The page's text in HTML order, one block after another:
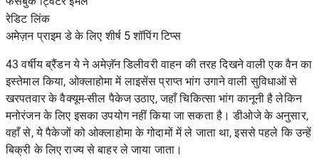
रेडिटलिंक
अमेज़न प्राइम डे के लिए शीर्ष 5 शॉपिंग टिप्स
43 वर्षीय ब्रैंडन ये ने अमेज़ॅन डिलीवरी वाहन की तरह दिखने वाली एक वैन का
इस्तेमाल किया, ओक्लाहोमा में लाइसेंस प्राप्त भांग उगाने वाली सुविधाओं से
खरपतवार के वैक्यूम-सील पैकेज उठाए, जहाँ चिकित्सा भांग कानूनी है लेकिन
मनोरंजन के लिए इसका उपयोग नहीं किया जा सकता है। डीओजे के अनुसार,
वहाँ से, ये पैकेजों को ओक्लाहोमा के गोदामों में ले जाता था, इससे पहले कि उन्हें
बिक्री के लिए राज्य से बाहर ले जाया जाता।